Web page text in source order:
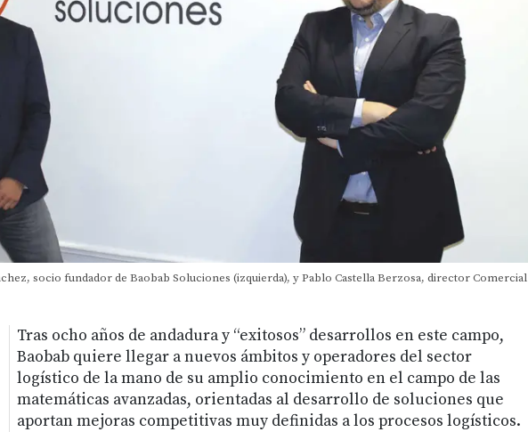
socio fundador de Baobab Soluciones (izquierda), y Pablo Castella Berzosa, director Comercial
Tras ocho años de andadura y “exitosos” desarrollos en este campo,
Baobab quiere llegar a nuevos ámbitos y operadores del sector
logístico de la mano de su amplio conocimiento en el campo de las
matemáticas avanzadas, orientadas al desarrollo de soluciones que
aportan mejoras competitivas muy definidas a los procesos logísticos.